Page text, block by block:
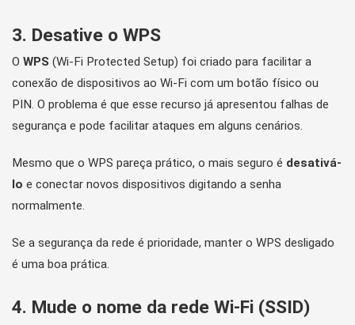
3. Desative o WPS
O WPS (Wi-Fi Protected Setup) foi criado para facilitar a
conexão de dispositivos ao Wi-Fi com um botão físico ou
PIN. O problema é que esse recurso já apresentou falhas de
segurança e pode facilitar ataques em alguns cenários.
Mesmo que o WPS pareça prático, o mais seguro é desativá-
lo e conectar novos dispositivos digitando a senha
normalmente.
Se a segurança da rede é prioridade, manter o WPS desligado
é uma boa prática.
4. Mude o nome da rede Wi-Fi (SSID)